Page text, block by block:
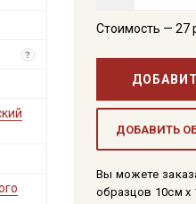
Стоимость — 27
ДОБАВИТЬ
Вы можете
образцов 10см x
?